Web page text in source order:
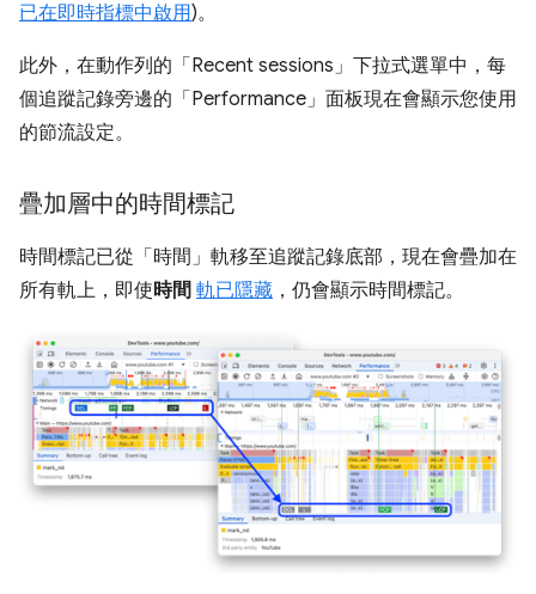
已在即時指標中啟用)。
此外，在動作列的「Recent sessions」 下拉式選單中，每
個追蹤記錄旁邊的「Performance」 面板現在會顯示您使用
的節流設定。
疊加層中的時間標記
時間標記已從「時間」 軌移至追蹤記錄底部，現在會疊加在
所有軌上，即使時間 軌已隱藏 ，仍會顯示時間標記。